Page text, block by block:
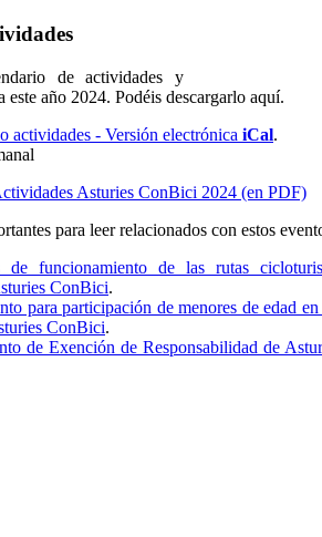
de actividades y
este año 2024. Podéis descargarlo aquí.
actividades - Versión electrónica iCal.
Asturies ConBici 2024 (en PDF)
para leer relacionados con estos
de funcionamiento de las rutas
ConBici.
para participación de menores de edad en
ConBici.
de Exención de Responsabilidad de